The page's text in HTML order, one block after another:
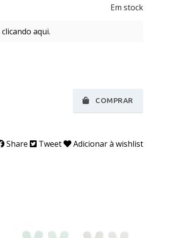
Em stock
clicando aqui.
COMPRAR
Share Tweet Adicionar à wishlist